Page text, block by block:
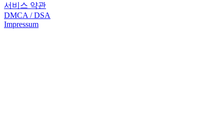
서비스 약관
DMCA / DSA
Impressum